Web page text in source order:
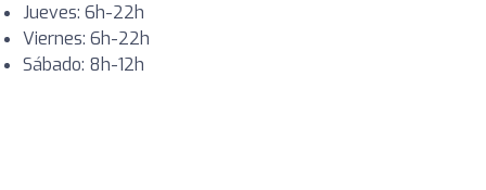
Jueves: 6h-22h
Viernes: 6h-22h
Sábado: 8h-12h